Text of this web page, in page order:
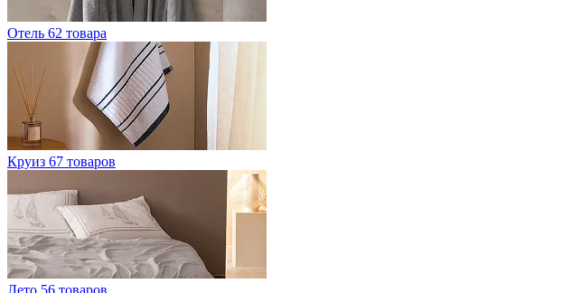
Отель 62 товара
Круиз 67 товаров
Лето 56 товаров